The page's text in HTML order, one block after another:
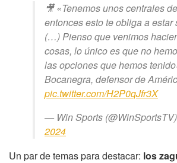
🎥 «Tenemos unos centrales
entonces esto te obliga a estar
(…) Pienso que venimos
cosas, lo único es que no
las opciones que hemos
Bocanegra, defensor de
pic.twitter.com/H2P0qJfr3X
— Win Sports (@WinSportsTV)
2024
Un par de temas para destacar: los